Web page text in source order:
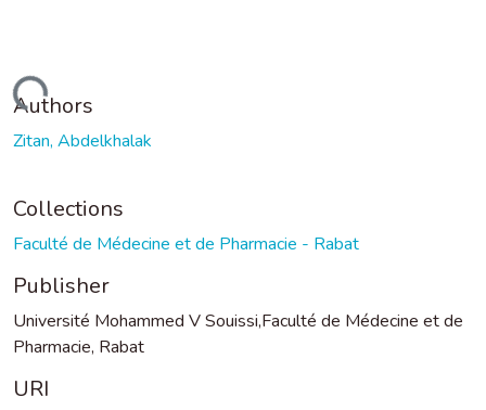
Authors
Zitan, Abdelkhalak
Collections
Faculté de Médecine et de Pharmacie - Rabat
Publisher
Université Mohammed V Souissi,Faculté de Médecine et de
Pharmacie, Rabat
URI